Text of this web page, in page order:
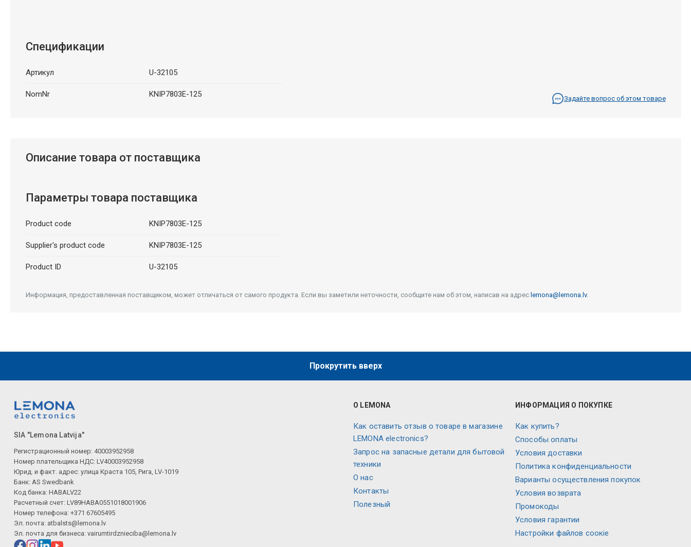
Спецификации
Артикул U-32105
NomNr KNIP7803E-125 Задайте вопрос об этом товаре
Описание товара от поставщика
Параметры товара поставщика
Product code KNIP7803E-125
Supplier's product code KNIP7803E-125
Product ID U-32105
Информация, предоставленная поставщиком, может отличаться от самого продукта. Если вы заметили неточности, сообщите нам об этом, написав на адрес lemona@lemona.lv.
Прокрутить вверх
SIA "Lemona Latvija"
Регистрационный номер: 40003952958
Номер плательщика НДС: LV40003952958
Юрид. и факт. адрес: улица Краста 105, Рига, LV-1019
Банк: AS Swedbank
Код банка: HABALV22
Расчетный счет: LV89HABA0551018001906
Номер телефона: +371 67605495
Эл. почта: atbalsts@lemona.lv
Эл. почта для бизнеса: vairumtirdznieciba@lemona.lv
О LEMONA
Как оставить отзыв о товаре в магазине
LEMONA electronics?
Запрос на запасные детали для бытовой
техники
О нас
Контакты
Полезный
ИНФОРМАЦИЯ О ПОКУПКЕ
Как купить?
Способы оплаты
Условия доставки
Политика конфиденциальности
Варианты осуществления покупок
Условия возврата
Промокоды
Условия гарантии
Настройки файлов соокіе